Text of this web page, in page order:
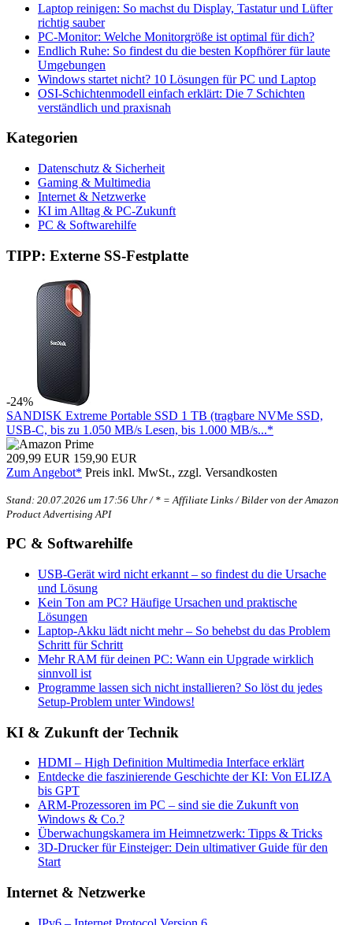
Laptop reinigen: So machst du Display, Tastatur und Lüfter
richtig sauber
PC-Monitor: Welche Monitorgröße ist optimal für dich?
Endlich Ruhe: So findest du die besten Kopfhörer für laute
Umgebungen
Windows startet nicht? 10 Lösungen für PC und Laptop
OSI-Schichtenmodell einfach erklärt: Die 7 Schichten
verständlich und praxisnah
Kategorien
Datenschutz & Sicherheit
Gaming & Multimedia
Internet & Netzwerke
KI im Alltag & PC-Zukunft
PC & Softwarehilfe
TIPP: Externe SS-Festplatte
-24%
SANDISK Extreme Portable SSD 1 TB (tragbare NVMe SSD,
USB-C, bis zu 1.050 MB/s Lesen, bis 1.000 MB/s...*
209,99 EUR 159,90 EUR
Zum Angebot* Preis inkl. MwSt., zzgl. Versandkosten
Stand: 20.07.2026 um 17:56 Uhr / * = Affiliate Links / Bilder von der Amazon
Product Advertising API
PC & Softwarehilfe
USB-Gerät wird nicht erkannt – so findest du die Ursache
und Lösung
Kein Ton am PC? Häufige Ursachen und praktische
Lösungen
Laptop-Akku lädt nicht mehr – So behebst du das Problem
Schritt für Schritt
Mehr RAM für deinen PC: Wann ein Upgrade wirklich
sinnvoll ist
Programme lassen sich nicht installieren? So löst du jedes
Setup-Problem unter Windows!
KI & Zukunft der Technik
HDMI – High Definition Multimedia Interface erklärt
Entdecke die faszinierende Geschichte der KI: Von ELIZA
bis GPT
ARM-Prozessoren im PC – sind sie die Zukunft von
Windows & Co.?
Überwachungskamera im Heimnetzwerk: Tipps & Tricks
3D-Drucker für Einsteiger: Dein ultimativer Guide für den
Start
Internet & Netzwerke